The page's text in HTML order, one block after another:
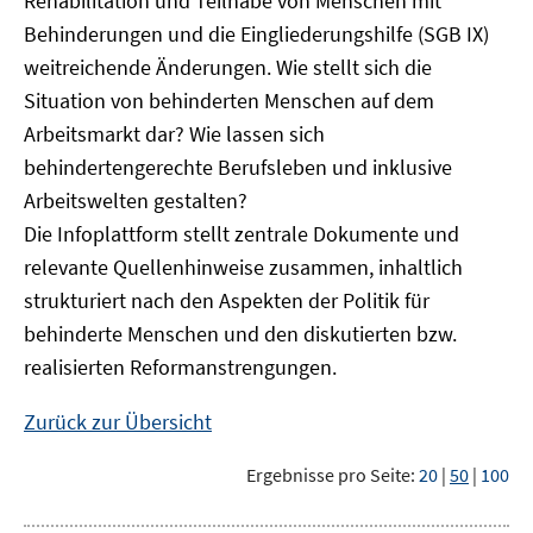
Behinderungen und die Eingliederungshilfe (SGB IX)
weitreichende Änderungen. Wie stellt sich die
Situation von behinderten Menschen auf dem
Arbeitsmarkt dar? Wie lassen sich
behindertengerechte Berufsleben und inklusive
Arbeitswelten gestalten?
Die Infoplattform stellt zentrale Dokumente und
relevante Quellenhinweise zusammen, inhaltlich
strukturiert nach den Aspekten der Politik für
behinderte Menschen und den diskutierten bzw.
realisierten Reformanstrengungen.
Zurück zur Übersicht
Ergebnisse pro Seite: 20 | 50 | 100